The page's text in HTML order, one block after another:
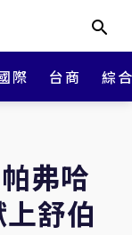
際 台商 綜
弗哈
舒伯